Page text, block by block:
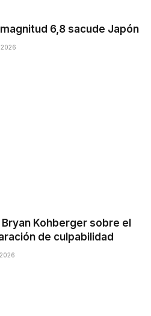
6,8 ​​sacude Japón
Kohberger sobre el
de culpabilidad